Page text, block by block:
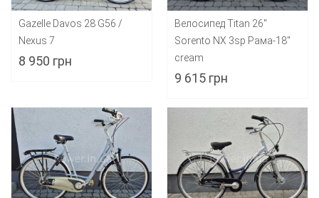
Gazelle Davos 28 G56 /
Nexus 7
8 950 грн
Велосипед Titan 26"
Sorento NX 3sp Рама-18"
cream
9 615 грн